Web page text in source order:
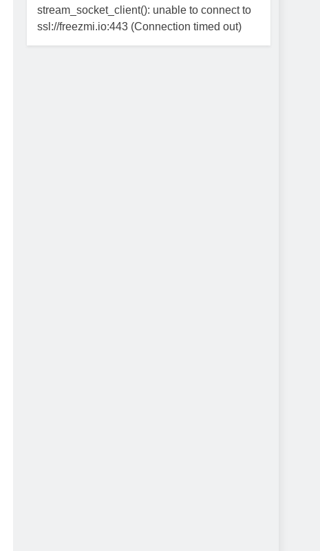
stream_socket_client(): unable to connect to
ssl://freezmi.io:443 (Connection timed out)